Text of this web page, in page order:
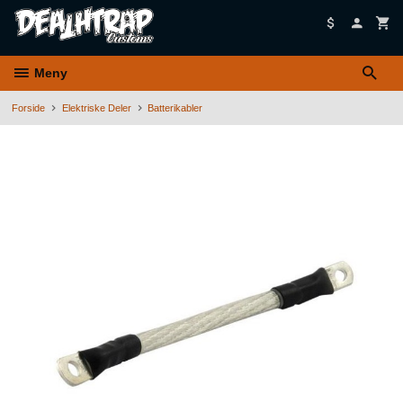
Meny
Forside Elektriske Deler Batterikabler